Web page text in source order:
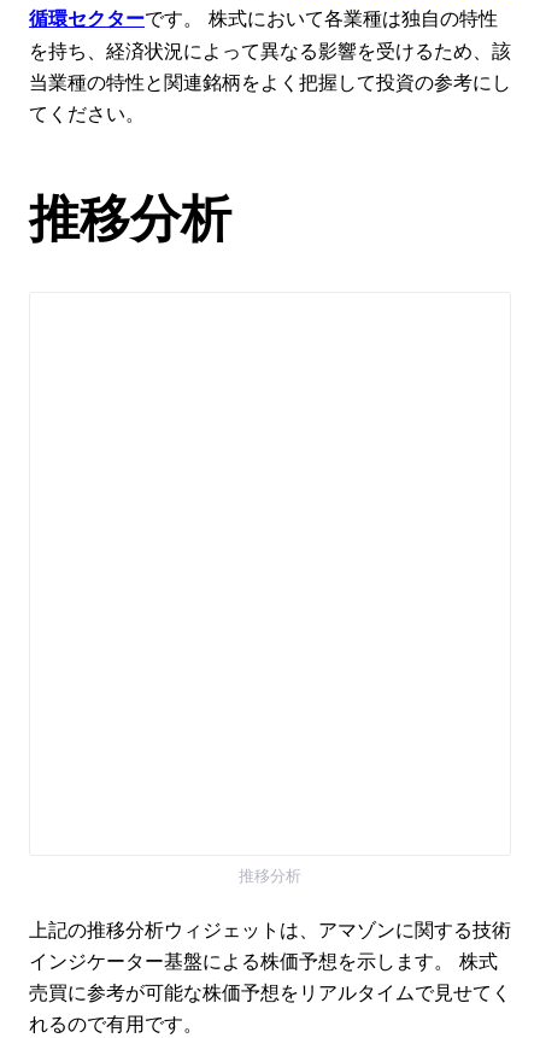
循環セクターです。 株式において各業種は独自の特性
を持ち、経済状況によって異なる影響を受けるため、該
当業種の特性と関連銘柄をよく把握して投資の参考にし
てください。
推移分析
推移分析
上記の推移分析ウィジェットは、アマゾンに関する技術
インジケーター基盤による株価予想を示します。 株式
売買に参考が可能な株価予想をリアルタイムで見せてく
れるので有用です。